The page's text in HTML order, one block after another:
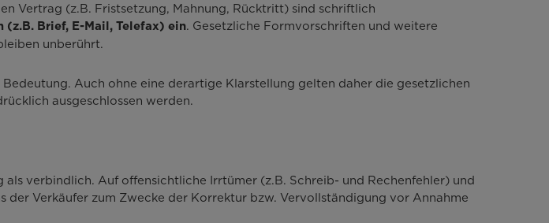
Vertrag (z.B. Fristsetzung, Mahnung, Rücktritt) sind schriftlich
Brief, E-Mail, Telefax) ein. Gesetzliche Formvorschriften und weitere
unberührt.
Auch ohne eine derartige Klarstellung gelten daher die gesetzlichen
ausgeschlossen werden.
verbindlich. Auf offensichtliche Irrtümer (z.B. Schreib- und Rechenfehler) und
Verkäufer zum Zwecke der Korrektur bzw. Vervollständigung vor Annahme